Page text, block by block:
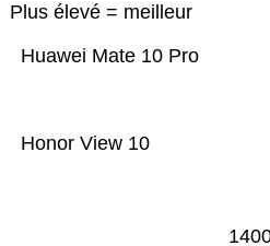
Plus élevé = meilleur
Honor View 10
Huawei Mate 10 Pro